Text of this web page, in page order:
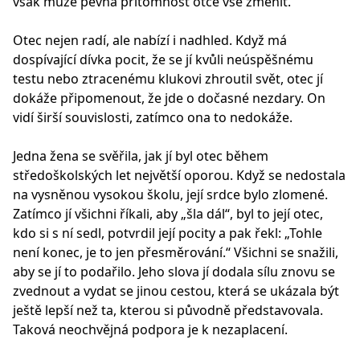
Otec nejen radí, ale nabízí i nadhled. Když má
dospívající dívka pocit, že se jí kvůli neúspěšnému
testu nebo ztracenému klukovi zhroutil svět, otec jí
dokáže připomenout, že jde o dočasné nezdary. On
vidí širší souvislosti, zatímco ona to nedokáže.
Jedna žena se svěřila, jak jí byl otec během
středoškolských let největší oporou. Když se nedostala
na vysněnou vysokou školu, její srdce bylo zlomené.
Zatímco jí všichni říkali, aby „šla dál“, byl to její otec,
kdo si s ní sedl, potvrdil její pocity a pak řekl: „Tohle
není konec, je to jen přesměrování.“ Všichni se snažili,
aby se jí to podařilo. Jeho slova jí dodala sílu znovu se
zvednout a vydat se jinou cestou, která se ukázala být
ještě lepší než ta, kterou si původně představovala.
Taková neochvějná podpora je k nezaplacení.